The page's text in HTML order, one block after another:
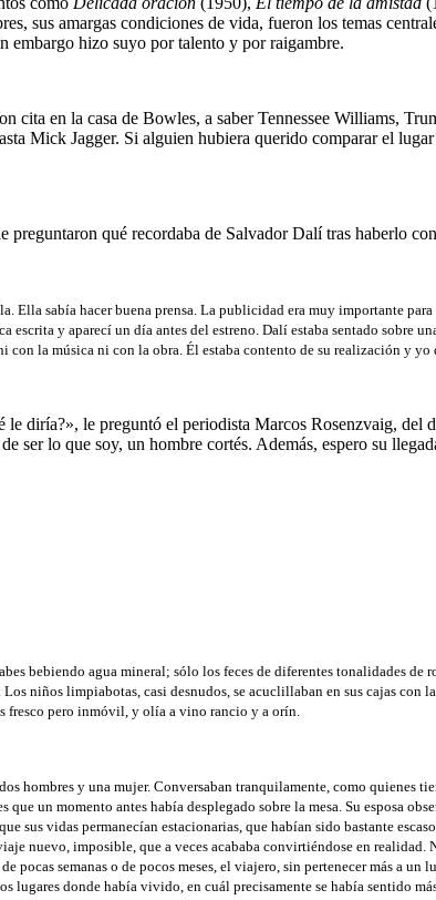
sus amargas condiciones de vida, fueron los temas
embargo hizo suyo por talento y por raigambre.
cita en la casa de Bowles, a saber Tennessee Williams,
Mick Jagger. Si alguien hubiera querido comparar el
qué recordaba de Salvador Dalí tras haberlo
sabía hacer buena prensa. La publicidad era muy importante
y aparecí un día antes del estreno. Dalí estaba sentado sobre
la música ni con la obra. Él estaba contento de su realización y yo
le diría?», le preguntó el periodista Marcos Rosenzvaig, del
ser lo que soy, un hombre cortés. Además, espero su
bebiendo agua mineral; sólo los feces de diferentes tonalidades
niños limpiabotas, casi desnudos, se acuclillaban en sus cajas con
fresco pero inmóvil, y olía a vino rancio y a orín.
hombres y una mujer. Conversaban tranquilamente, como
un momento antes había desplegado sobre la mesa. Su esposa
sus vidas permanecían estacionarias, que habían sido bastante
nuevo, imposible, que a veces acababa convirtiéndose en
pocas semanas o de pocos meses, el viajero, sin pertenecer más a
lugares donde había vivido, en cuál precisamente se había sentido